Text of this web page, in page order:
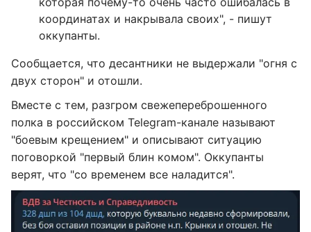
координатах и накрывала своих", - пишут
оккупанты.
Сообщается, что десантники не выдержали "огня с
двух сторон" и отошли.
Вместе с тем, разгром свежепереброшенного
полка в российском Telegram-канале называют
"боевым крещением" и описывают ситуацию
поговоркой "первый блин комом". Оккупанты
верят, что "со временем все наладится".